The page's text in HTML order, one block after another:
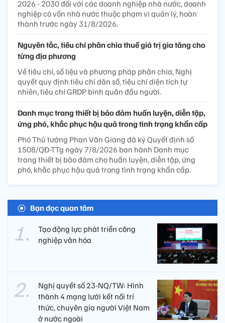
2026 - 2030 đối với các doanh nghiệp nhà nước, doanh
nghiệp có vốn nhà nước thuộc phạm vi quản lý, hoàn
thành trước ngày 31/8/2026.
Nguyên tắc, tiêu chí phân chia thuế giá trị gia tăng cho
từng địa phương
Về tiêu chí, số liệu và phương pháp phân chia, Nghị
quyết quy định tiêu chí dân số, tiêu chí diện tích tự
nhiên, tiêu chí GRDP bình quân đầu người.
Danh mục trang thiết bị bảo đảm huấn luyện, diễn tập,
ứng phó, khắc phục hậu quả trong tình trạng khẩn cấp
Phó Thủ tướng Phan Văn Giang đã ký Quyết định số
1508/QĐ-TTg ngày 7/8/2026 ban hành Danh mục
trang thiết bị bảo đảm cho huấn luyện, diễn tập, ứng
phó, khắc phục hậu quả trong tình trạng khẩn cấp.
Bạn đọc quan tâm
Tạo động lực phát triển công
nghiệp văn hóa
Nghị quyết số 23-NQ/TW: Hình
thành 4 mạng lưới kết nối trí
thức, chuyên gia người Việt Nam
ở nước ngoài